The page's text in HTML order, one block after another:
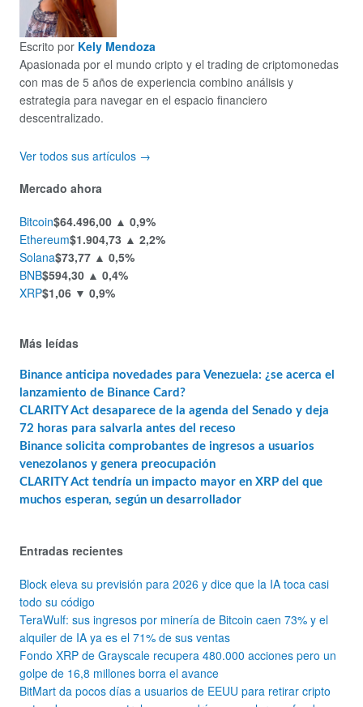
Escrito por Kely Mendoza
Apasionada por el mundo cripto y el trading de criptomonedas
con mas de 5 años de experiencia combino análisis y
estrategia para navegar en el espacio financiero
descentralizado.
Ver todos sus artículos →
Mercado ahora
Bitcoin$64.496,00 ▲ 0,9%
Ethereum$1.904,73 ▲ 2,2%
Solana$73,77 ▲ 0,5%
BNB$594,30 ▲ 0,4%
XRP$1,06 ▼ 0,9%
Más leídas
Binance anticipa novedades para Venezuela: ¿se acerca el
lanzamiento de Binance Card?
CLARITY Act desaparece de la agenda del Senado y deja
72 horas para salvarla antes del receso
Binance solicita comprobantes de ingresos a usuarios
venezolanos y genera preocupación
CLARITY Act tendría un impacto mayor en XRP del que
muchos esperan, según un desarrollador
Entradas recientes
Block eleva su previsión para 2026 y dice que la IA toca casi
todo su código
TeraWulf: sus ingresos por minería de Bitcoin caen 73% y el
alquiler de IA ya es el 71% de sus ventas
Fondo XRP de Grayscale recupera 480.000 acciones pero un
golpe de 16,8 millones borra el avance
BitMart da pocos días a usuarios de EEUU para retirar cripto